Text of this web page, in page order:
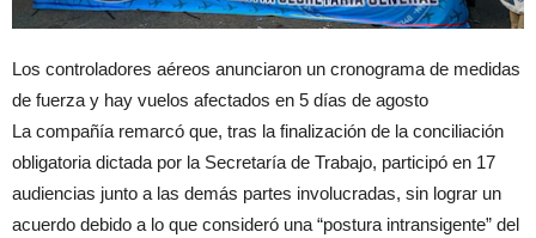
Los controladores aéreos anunciaron un cronograma de medidas
de fuerza y hay vuelos afectados en 5 días de agosto
La compañía remarcó que, tras la finalización de la conciliación
obligatoria dictada por la Secretaría de Trabajo, participó en 17
audiencias junto a las demás partes involucradas, sin lograr un
acuerdo debido a lo que consideró una “postura intransigente” del